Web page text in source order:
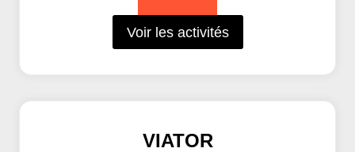
Voir les activités
VIATOR